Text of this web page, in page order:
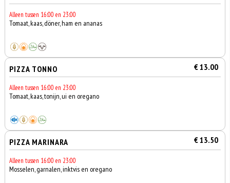
Alleen tussen 16:00 en 23:00
Tomaat, kaas, döner, ham en ananas
PIZZA TONNO € 13.00
Alleen tussen 16:00 en 23:00
Tomaat, kaas, tonijn, ui en oregano
PIZZA MARINARA € 13.50
Alleen tussen 16:00 en 23:00
Mosselen, garnalen, inktvis en oregano